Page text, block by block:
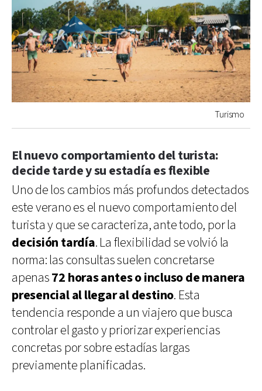
Turismo
El nuevo comportamiento del turista:
decide tarde y su estadía es flexible
Uno de los cambios más profundos detectados
este verano es el nuevo comportamiento del
turista y que se caracteriza, ante todo, por la
decisión tardía. La flexibilidad se volvió la
norma: las consultas suelen concretarse
apenas72 horas antes o incluso de manera
presencial al llegar al destino. Esta
tendencia responde a un viajero que busca
controlar el gasto y priorizar experiencias
concretas por sobre estadías largas
previamente planificadas.